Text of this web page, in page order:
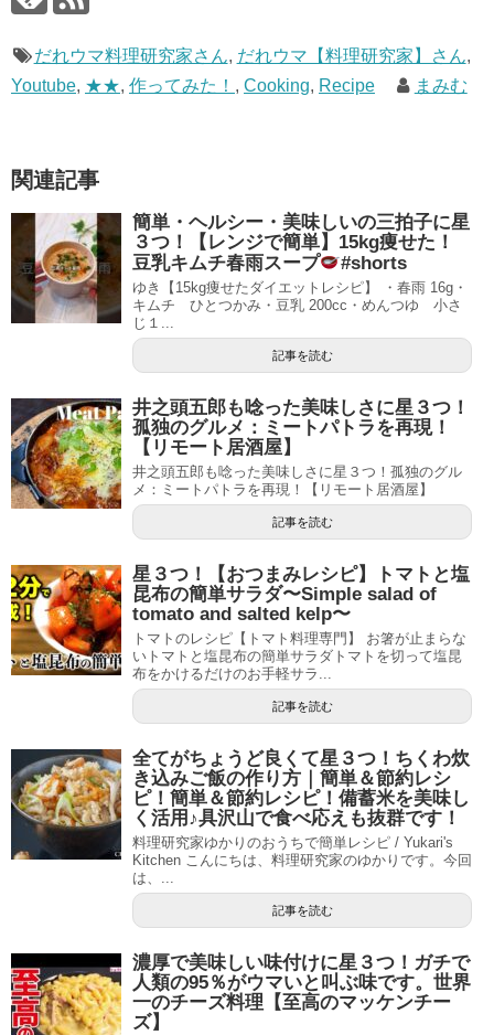
だれウマ料理研究家さん, だれウマ【料理研究家】さん,
Youtube, ★★, 作ってみた！ , Cooking, Recipe まみむ
関連記事
簡単・ヘルシー・美味しいの三拍子に星
３つ！【レンジで簡単】15kg痩せた！
豆乳キムチ春雨スープ
#shorts
ゆき【15kg痩せたダイエットレシピ】 ・春雨 16g・
キムチ ひとつかみ・豆乳 200cc・めんつゆ 小さ
じ１...
記事を読む
井之頭五郎も唸った美味しさに星３つ！
孤独のグルメ：ミートパトラを再現！
【リモート居酒屋】
井之頭五郎も唸った美味しさに星３つ！孤独のグル
メ：ミートパトラを再現！【リモート居酒屋】
記事を読む
星３つ！【おつまみレシピ】トマトと塩
昆布の簡単サラダ〜Simple salad of
tomato and salted kelp〜
トマトのレシピ【トマト料理専門】 お箸が止まらな
いトマトと塩昆布の簡単サラダトマトを切って塩昆
布をかけるだけのお手軽サラ...
記事を読む
全てがちょうど良くて星３つ！ちくわ炊
き込みご飯の作り方｜簡単＆節約レシ
ピ！簡単＆節約レシピ！備蓄米を美味し
く活用♪具沢山で食べ応えも抜群です！
料理研究家ゆかりのおうちで簡単レシピ / Yukari's
Kitchen こんにちは、料理研究家のゆかりです。今回
は、...
記事を読む
濃厚で美味しい味付けに星３つ！ガチで
人類の95％がウマいと叫ぶ味です。世界
一のチーズ料理【至高のマッケンチー
ズ】